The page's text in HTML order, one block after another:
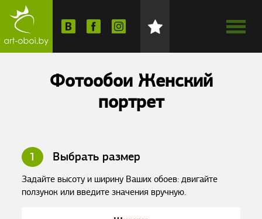
Фотообои Женский
портрет
1 Выбрать размер
Задайте высоту и ширину Ваших обоев: двигайте
ползунок или введите значения вручную.